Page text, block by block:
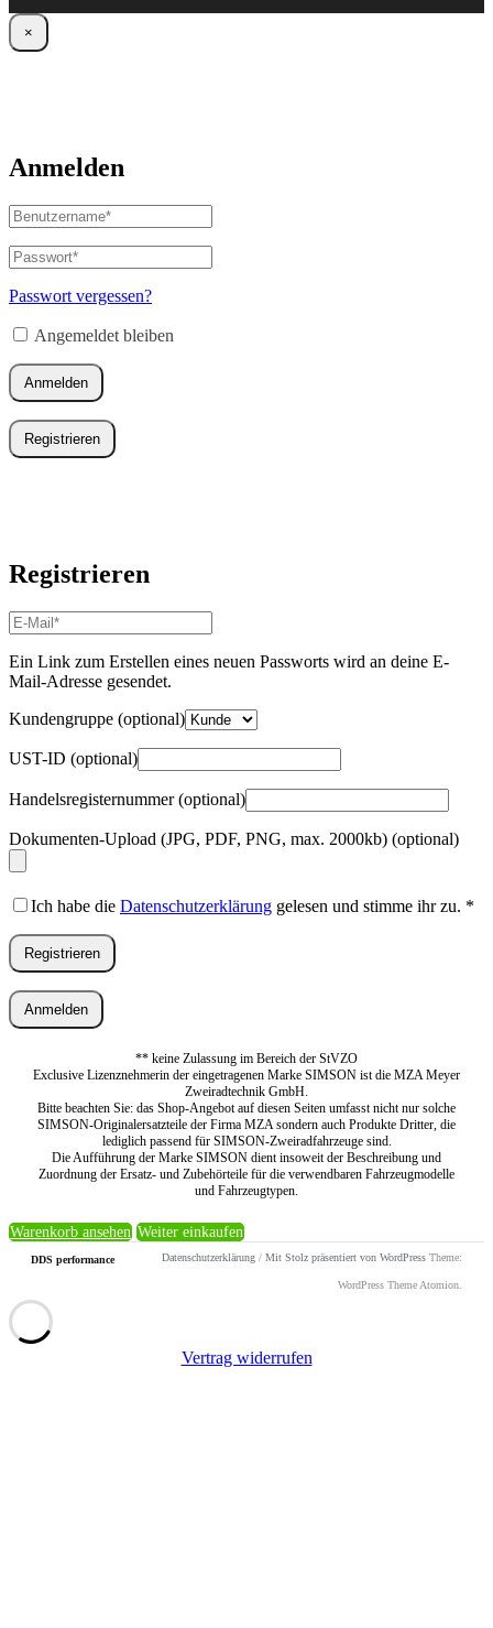
×
Anmelden
Benutzername
oder
E-
Mail-
Adresse*
Passwort*
Erforderlich
Passwort vergessen?
Angemeldet bleiben
Anmelden
Registrieren
Registrieren
E-
Mail-
Adresse*
Erforderlich
Ein Link zum Erstellen eines neuen Passworts wird an deine E-
Mail-Adresse gesendet.
Kundengruppe (optional)
UST-ID (optional)
Handelsregisternummer(optional)
Dokumenten-Upload (JPG, PDF, PNG, max. 2000kb) (optional)
Ich habe die Datenschutzerklärung gelesen und stimme ihr zu. *
Registrieren
Anmelden
** keine Zulassung im Bereich der StVZO
Exclusive Lizenznehmerin der eingetragenen Marke SIMSON ist die MZA Meyer
Zweiradtechnik GmbH.
Bitte beachten Sie: das Shop-Angebot auf diesen Seiten umfasst nicht nur solche
SIMSON-Originalersatzteile der Firma MZA sondern auch Produkte Dritter, die
lediglich passend für SIMSON-Zweiradfahrzeuge sind.
Die Aufführung der Marke SIMSON dient insoweit der Beschreibung und
Zuordnung der Ersatz- und Zubehörteile für die verwendbaren Fahrzeugmodelle
und Fahrzeugtypen.
Warenkorb ansehen Weiter einkaufen
DDS performance Datenschutzerklärung / Mit Stolz präsentiert von WordPress Theme:
WordPress Theme Atomion.
Vertrag widerrufen